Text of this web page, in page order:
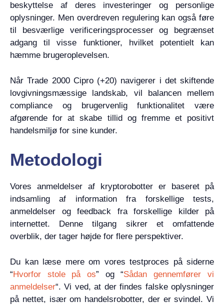
beskyttelse af deres investeringer og personlige
oplysninger. Men overdreven regulering kan også føre
til besværlige verificeringsprocesser og begrænset
adgang til visse funktioner, hvilket potentielt kan
hæmme brugeroplevelsen.
Når Trade 2000 Cipro (+20) navigerer i det skiftende
lovgivningsmæssige landskab, vil balancen mellem
compliance og brugervenlig funktionalitet være
afgørende for at skabe tillid og fremme et positivt
handelsmiljø for sine kunder.
Metodologi
Vores anmeldelser af kryptorobotter er baseret på
indsamling af information fra forskellige tests,
anmeldelser og feedback fra forskellige kilder på
internettet. Denne tilgang sikrer et omfattende
overblik, der tager højde for flere perspektiver.
Du kan læse mere om vores testproces på siderne
“Hvorfor stole på os” og “Sådan gennemfører vi
anmeldelser“. Vi ved, at der findes falske oplysninger
på nettet, især om handelsrobotter, der er svindel. Vi